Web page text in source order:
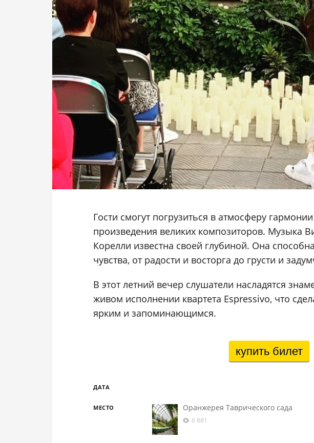
Гости смогут погрузиться в атмосферу
произведения великих композиторов. Музыка
Корелли известна своей глубиной. Она
чувства, от радости и восторга до грусти и
В этот летний вечер слушатели насладятся
живом исполнении квартета Espressivo, что
ярким и запоминающимся.
купить билет
ДАТА
МЕСТО Оранжерея Таврического сада
6 881